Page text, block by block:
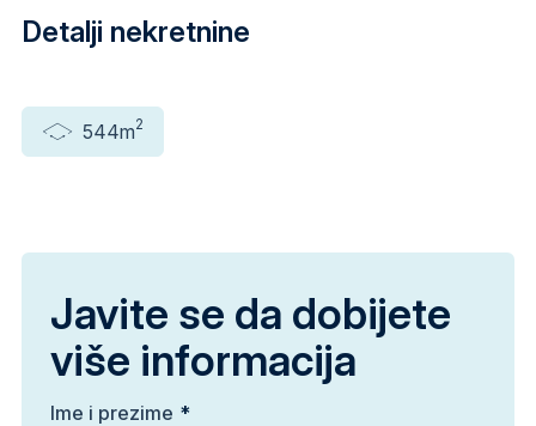
Detalji nekretnine
544m2
Javite se da dobijete
više informacija
Ime i prezime